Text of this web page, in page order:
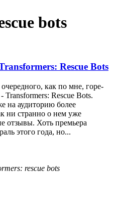
bots
Rescue Bots
как по мне, горе-
Transformers: Rescue Bots.
на аудиторию более
ни странно о нем уже
отзывы. Хоть премьера
этого года, но...
rescue bots